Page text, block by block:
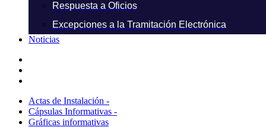
Respuesta a Oficios
Excepciones a la Tramitación Electrónica
Noticias
Actas de Instalación -
Cápsulas Informativas -
Gráficas informativas